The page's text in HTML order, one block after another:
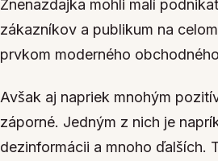
Znenazdajka mohli malí
zákazníkov a publikum na
prvkom moderného
Avšak aj napriek mnohým
záporné. Jedným z nich je
dezinformácii a mnoho ďalších.